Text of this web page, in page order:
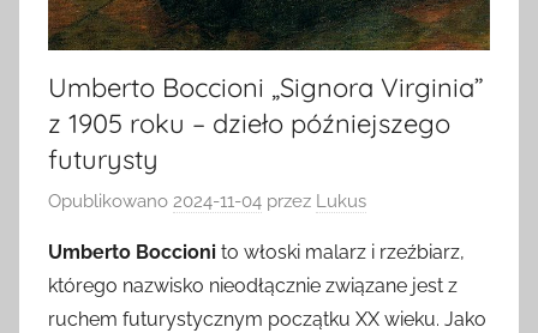
Umberto Boccioni „Signora Virginia”
z 1905 roku – dzieło późniejszego
futurysty
Opublikowano 2024-11-04 przez Lukus
Umberto Boccioni to włoski malarz i rzeźbiarz,
którego nazwisko nieodłącznie związane jest z
ruchem futurystycznym początku XX wieku. Jako